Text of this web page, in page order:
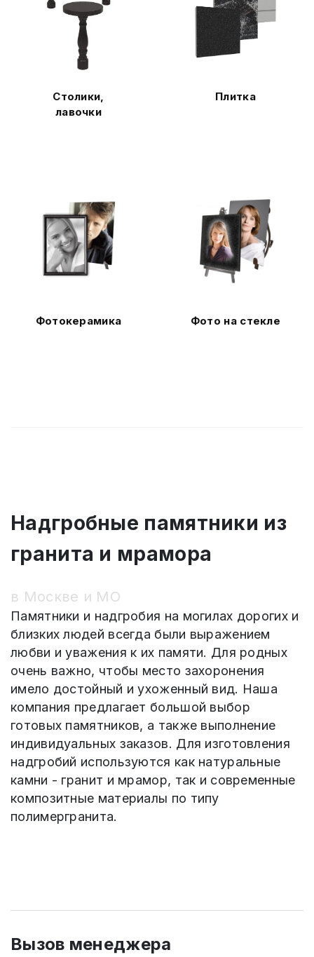
Столики,
лавочки
Плитка
Фотокерамика Фото на стекле
Надгробные памятники из
гранита и мрамора
в Москве и МО
Памятники и надгробия на могилах дорогих и
близких людей всегда были выражением
любви и уважения к их памяти. Для родных
очень важно, чтобы место захоронения
имело достойный и ухоженный вид. Наша
компания предлагает большой выбор
готовых памятников, а также выполнение
индивидуальных заказов. Для изготовления
надгробий используются как натуральные
камни - гранит и мрамор, так и современные
композитные материалы по типу
полимергранита.
Вызов менеджера